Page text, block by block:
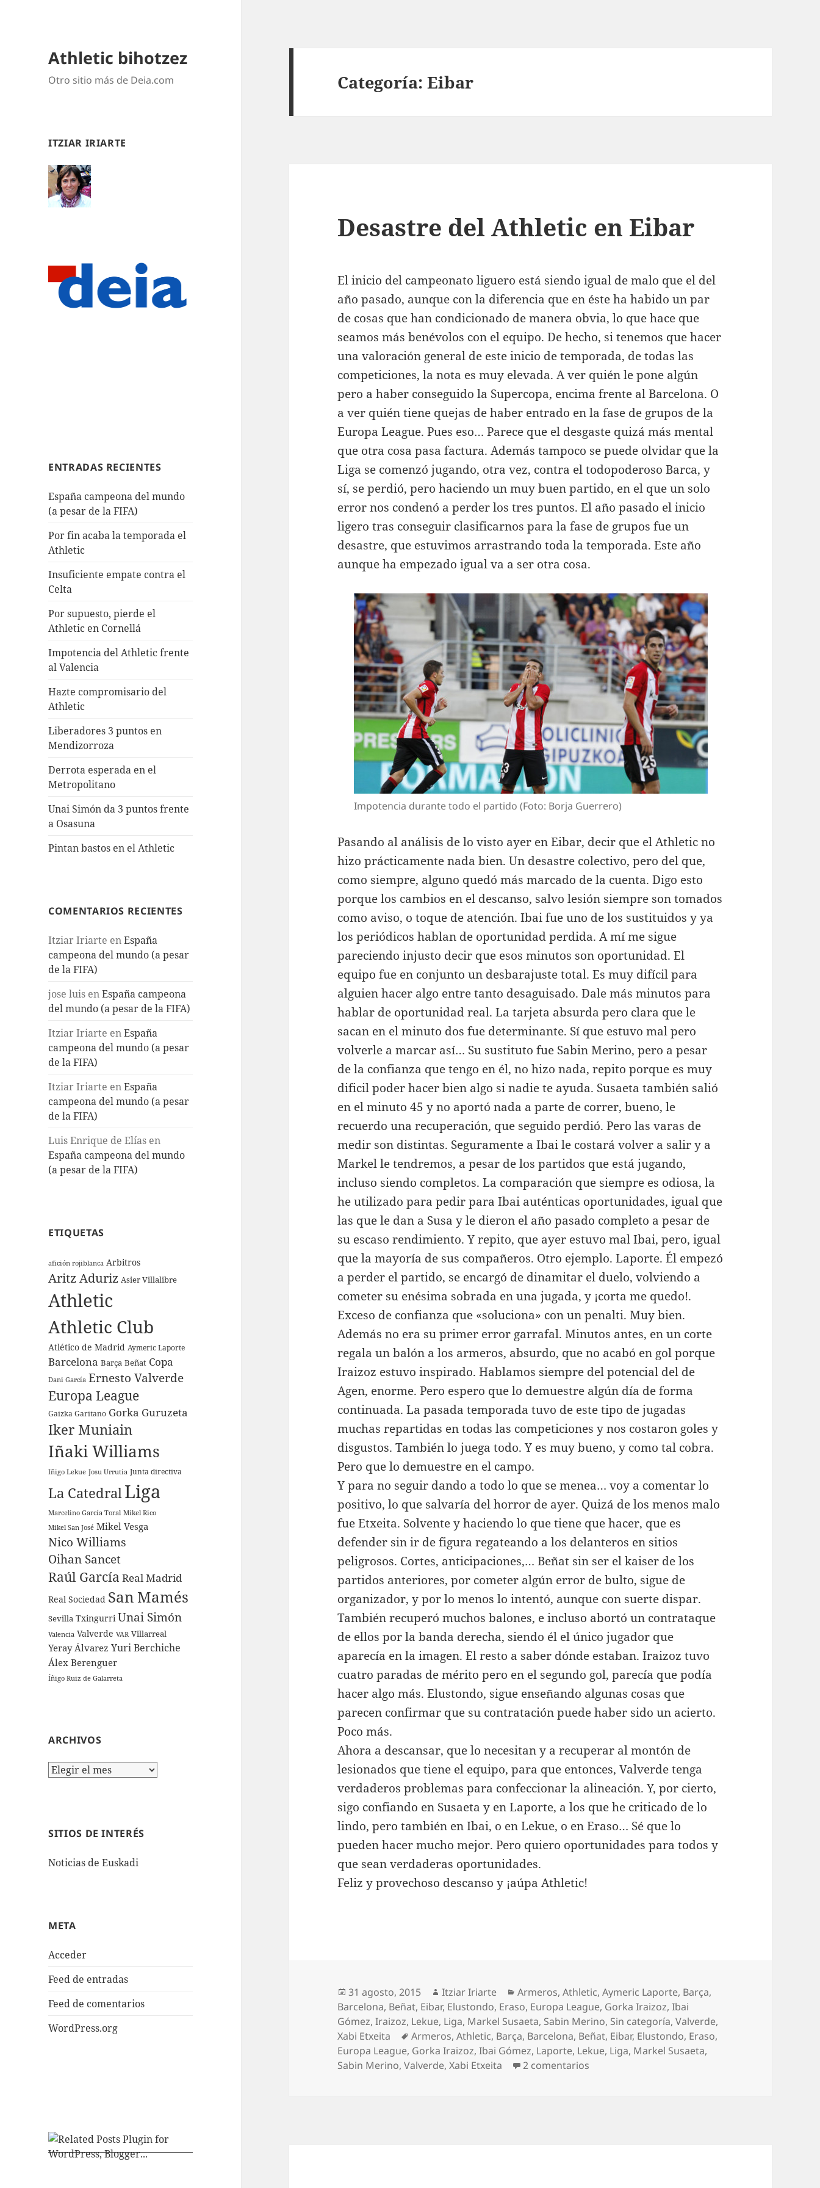
Athletic bihotzez
Otro sitio más de Deia.com
ITZIAR IRIARTE
ENTRADAS RECIENTES
España campeona del mundo
(a pesar de la FIFA)
Por fin acaba la temporada el
Athletic
Insuficiente empate contra el
Celta
Por supuesto, pierde el
Athletic en Cornellá
Impotencia del Athletic frente
al Valencia
Hazte compromisario del
Athletic
Liberadores 3 puntos en
Mendizorroza
Derrota esperada en el
Metropolitano
Unai Simón da 3 puntos frente
a Osasuna
Pintan bastos en el Athletic
COMENTARIOS RECIENTES
Itziar Iriarte enEspaña
campeona del mundo (a pesar
de la FIFA)
jose luis enEspaña campeona
del mundo (a pesar de la FIFA)
Itziar Iriarte enEspaña
campeona del mundo (a pesar
de la FIFA)
Itziar Iriarte enEspaña
campeona del mundo (a pesar
de la FIFA)
Luis Enrique de Elías en
España campeona del mundo
(a pesar de la FIFA)
ETIQUETAS
afición rojiblanca Arbitros
Aritz Aduriz Asier Villalibre
Athletic
Athletic Club
Atlético de Madrid Aymeric Laporte
Barcelona Barça Beñat Copa
Dani García Ernesto Valverde
Europa League
Gaizka Garitano Gorka Guruzeta
Iker Muniain
Iñaki Williams
Iñigo Lekue Josu Urrutia Junta directiva
La CatedralLiga
Marcelino García Toral Mikel Rico
Mikel San José Mikel Vesga
Nico Williams
Oihan Sancet
Raúl García Real Madrid
Real Sociedad San Mamés
Sevilla Txingurri Unai Simón
Valencia Valverde VAR Villarreal
Yeray Álvarez Yuri Berchiche
Álex Berenguer
Íñigo Ruiz de Galarreta
ARCHIVOS
Archivos
SITIOS DE INTERÉS
Noticias de Euskadi
META
Acceder
Feed de entradas
Feed de comentarios
WordPress.org
Categoría:Eibar
Desastre del Athletic en Eibar
El inicio del campeonato liguero está siendo igual de malo que el del
año pasado, aunque con la diferencia que en éste ha habido un par
de cosas que han condicionado de manera obvia, lo que hace que
seamos más benévolos con el equipo. De hecho, si tenemos que hacer
una valoración general de este inicio de temporada, de todas las
competiciones, la nota es muy elevada. A ver quién le pone algún
pero a haber conseguido la Supercopa, encima frente al Barcelona. O
a ver quién tiene quejas de haber entrado en la fase de grupos de la
Europa League. Pues eso… Parece que el desgaste quizá más mental
que otra cosa pasa factura. Además tampoco se puede olvidar que la
Liga se comenzó jugando, otra vez, contra el todopoderoso Barca, y
sí, se perdió, pero haciendo un muy buen partido, en el que un solo
error nos condenó a perder los tres puntos. El año pasado el inicio
ligero tras conseguir clasificarnos para la fase de grupos fue un
desastre, que estuvimos arrastrando toda la temporada. Este año
aunque ha empezado igual va a ser otra cosa.
Impotencia durante todo el partido (Foto: Borja Guerrero)
Pasando al análisis de lo visto ayer en Eibar, decir que el Athletic no
hizo prácticamente nada bien. Un desastre colectivo, pero del que,
como siempre, alguno quedó más marcado de la cuenta. Digo esto
porque los cambios en el descanso, salvo lesión siempre son tomados
como aviso, o toque de atención. Ibai fue uno de los sustituidos y ya
los periódicos hablan de oportunidad perdida. A mí me sigue
pareciendo injusto decir que esos minutos son oportunidad. El
equipo fue en conjunto un desbarajuste total. Es muy difícil para
alguien hacer algo entre tanto desaguisado. Dale más minutos para
hablar de oportunidad real. La tarjeta absurda pero clara que le
sacan en el minuto dos fue determinante. Sí que estuvo mal pero
volverle a marcar así… Su sustituto fue Sabin Merino, pero a pesar
de la confianza que tengo en él, no hizo nada, repito porque es muy
dificil poder hacer bien algo si nadie te ayuda. Susaeta también salió
en el minuto 45 y no aportó nada a parte de correr, bueno, le
recuerdo una recuperación, que seguido perdió. Pero las varas de
medir son distintas. Seguramente a Ibai le costará volver a salir y a
Markel le tendremos, a pesar de los partidos que está jugando,
incluso siendo completos. La comparación que siempre es odiosa, la
he utilizado para pedir para Ibai auténticas oportunidades, igual que
las que le dan a Susa y le dieron el año pasado completo a pesar de
su escaso rendimiento. Y repito, que ayer estuvo mal Ibai, pero, igual
que la mayoría de sus compañeros. Otro ejemplo. Laporte. Él empezó
a perder el partido, se encargó de dinamitar el duelo, volviendo a
cometer su enésima sobrada en una jugada, y ¡corta me quedo!.
Exceso de confianza que «soluciona» con un penalti. Muy bien.
Además no era su primer error garrafal. Minutos antes, en un corte
regala un balón a los armeros, absurdo, que no acabó en gol porque
Iraizoz estuvo inspirado. Hablamos siempre del potencial del de
Agen, enorme. Pero espero que lo demuestre algún día de forma
continuada. La pasada temporada tuvo de este tipo de jugadas
muchas repartidas en todas las competiciones y nos costaron goles y
disgustos. También lo juega todo. Y es muy bueno, y como tal cobra.
Pero que lo demuestre en el campo.
Y para no seguir dando a todo lo que se menea… voy a comentar lo
positivo, lo que salvaría del horror de ayer. Quizá de los menos malo
fue Etxeita. Solvente y haciendo lo que tiene que hacer, que es
defender sin ir de figura regateando a los delanteros en sitios
peligrosos. Cortes, anticipaciones,… Beñat sin ser el kaiser de los
partidos anteriores, por cometer algún error de bulto, sigue de
organizador, y por lo menos lo intentó, aunque con suerte dispar.
También recuperó muchos balones, e incluso abortó un contrataque
de ellos por la banda derecha, siendo él el único jugador que
aparecía en la imagen. El resto a saber dónde estaban. Iraizoz tuvo
cuatro paradas de mérito pero en el segundo gol, parecía que podía
hacer algo más. Elustondo, sigue enseñando algunas cosas que
parecen confirmar que su contratación puede haber sido un acierto.
Poco más.
Ahora a descansar, que lo necesitan y a recuperar al montón de
lesionados que tiene el equipo, para que entonces, Valverde tenga
verdaderos problemas para confeccionar la alineación. Y, por cierto,
sigo confiando en Susaeta y en Laporte, a los que he criticado de lo
lindo, pero también en Ibai, o en Lekue, o en Eraso… Sé que lo
pueden hacer mucho mejor. Pero quiero oportunidades para todos y
que sean verdaderas oportunidades.
Feliz y provechoso descanso y ¡aúpa Athletic!
Publicado
el
31 agosto, 2015 Autor
Itziar Iriarte Categorías
Armeros,Athletic,Aymeric Laporte, Barça,
Barcelona, Beñat, Eibar, Elustondo, Eraso, Europa League, Gorka Iraizoz,Ibai
Gómez,Iraizoz, Lekue, Liga, Markel Susaeta, Sabin Merino, Sin categoría,Valverde,
Xabi Etxeita
Etiquetas
Armeros,Athletic, Barça, Barcelona, Beñat, Eibar, Elustondo, Eraso,
Europa League, Gorka Iraizoz,Ibai Gómez, Laporte, Lekue, Liga, Markel Susaeta,
Sabin Merino,Valverde,Xabi Etxeita 2 comentarios